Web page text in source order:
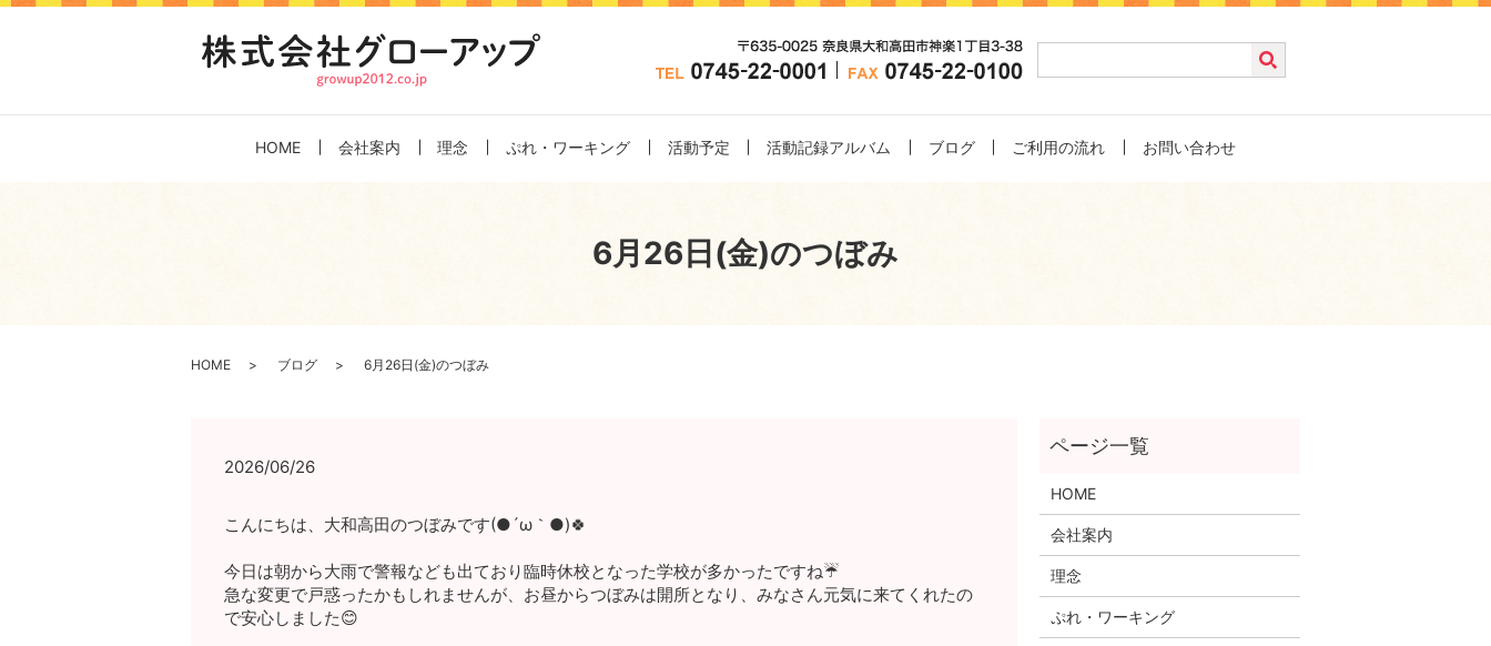
HOME 会社案内 理念 ぷれ・ワーキング 活動予定 活動記録アルバム ブログ ご利用の流れ お問い合わせ
6月26日(金)のつぼみ
HOME ブログ 6月26日(金)のつぼみ
2026/06/26
こんにちは、大和高田のつぼみです(●´ω｀●)🍀
今日は朝から大雨で警報なども出ており臨時休校となった学校が多かったですね☔
急な変更で戸惑ったかもしれませんが、お昼からつぼみは開所となり、みなさん元気に来てくれたの
で安心しました😊
HOME
会社案内
理念
ぷれ・ワーキング